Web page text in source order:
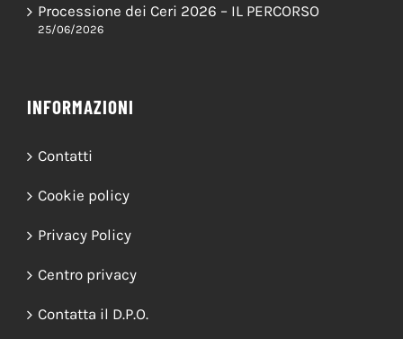
Processione dei Ceri 2026 – IL PERCORSO
25/06/2026
INFORMAZIONI
Contatti
Cookie policy
Privacy Policy
Centro privacy
Contatta il D.P.O.